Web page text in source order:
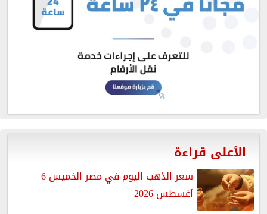
الأعلى قراءة
سعر الذهب اليوم في مصر الخميس 6
أغسطس 2026